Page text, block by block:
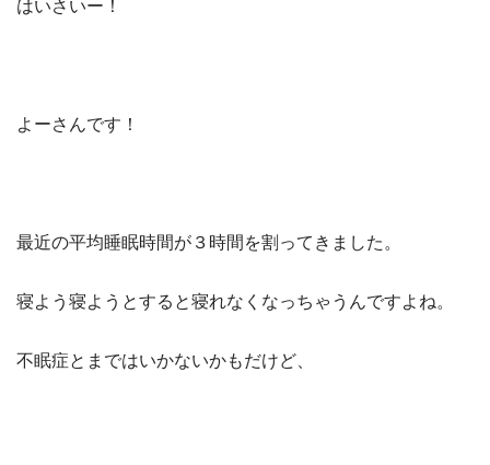
はいさいー！
よーさんです！
最近の平均睡眠時間が３時間を割ってきました。
寝よう寝ようとすると寝れなくなっちゃうんですよね。
不眠症とまではいかないかもだけど、